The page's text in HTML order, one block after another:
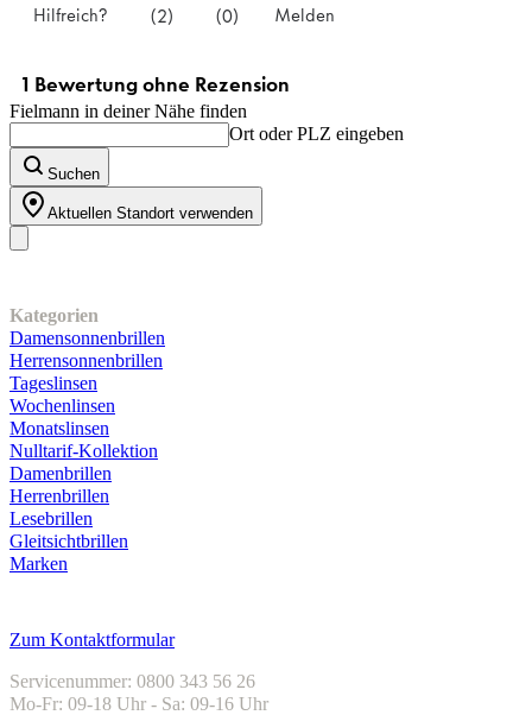
Fielmann in deiner Nähe finden
Ort oder PLZ eingeben
Suchen
Aktuellen Standort verwenden
Kategorien
Damensonnenbrillen
Herrensonnenbrillen
Tageslinsen
Wochenlinsen
Monatslinsen
Nulltarif-Kollektion
Damenbrillen
Herrenbrillen
Lesebrillen
Gleitsichtbrillen
Marken
Zum Kontaktformular
Servicenummer: 0800 343 56 26
Mo-Fr: 09-18 Uhr - Sa: 09-16 Uhr